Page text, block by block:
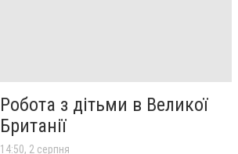
Робота з дітьми в Великої
Британії
14:50, 2 серпня